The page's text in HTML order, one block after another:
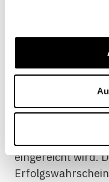
Legislative sowie
Aktivitäten eher
gegenüber. Ein
darin, dass die
Mitteparteien,
rechten
eingereicht wird.